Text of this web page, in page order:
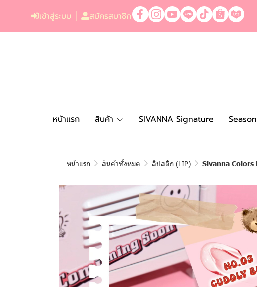
เข้าสู่ระบบ สมัครสมาชิก
หน้าแรก สินค้า SIVANNA Signature
หน้าแรก สินค้าทั้งหมด ลิปสติก (LIP) Sivanna Colors